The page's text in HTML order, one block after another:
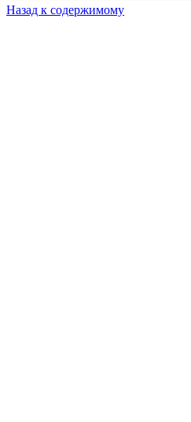
Назад к содержимому